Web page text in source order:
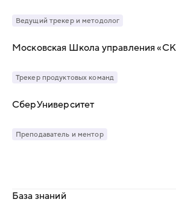
Ведущий трекер и методолог
Московская Школа управления
Трекер продуктовых команд
СберУниверситет
Преподаватель и ментор
База знаний